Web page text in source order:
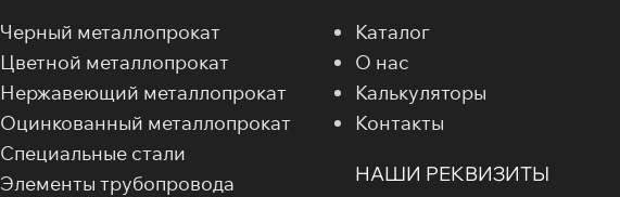
Черный металлопрокат
Цветной металлопрокат
Нержавеющий металлопрокат
Оцинкованный металлопрокат
Специальные стали
Элементы трубопровода
Каталог
О нас
Калькуляторы
Контакты
НАШИ РЕКВИЗИТЫ